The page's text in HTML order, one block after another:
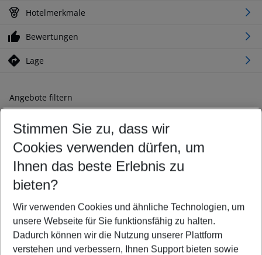
Hotelmerkmale
Bewertungen
Lage
Angebote filtern
Ändern Sie Ihre Kriterien nach Ihren Wünschen
Abflughafen wählen
Beliebiger Abflughafen
Reisezeitraum wählen
08.08.26– 06.08.27 5-8 Nächte
2 Erwachsene Keine Kinder
Mehr Filter anzeigen
Stimmen Sie zu, dass wir
Cookies verwenden dürfen, um
Ihnen das beste Erlebnis zu
bieten?
Wir verwenden Cookies und ähnliche Technologien, um
unsere Webseite für Sie funktionsfähig zu halten.
Dadurch können wir die Nutzung unserer Plattform
verstehen und verbessern, Ihnen Support bieten sowie